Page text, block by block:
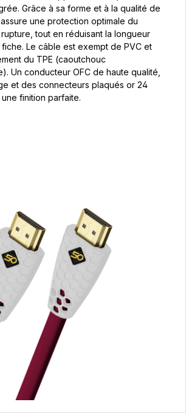
Grâce à sa forme et à la qualité de
une protection optimale du
tout en réduisant la longueur
Le câble est exempt de PVC et
du TPE (caoutchouc
Un conducteur OFC de haute qualité,
et des connecteurs plaqués or 24
finition parfaite.